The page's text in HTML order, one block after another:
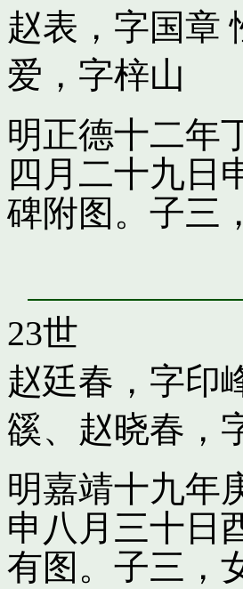
赵表，字国章
爱，字梓山
明正德十二年
四月二十九日
碑附图。子三
23世
赵廷春，字印
豀、 赵晓春，
明嘉靖十九年
申八月三十日
有图。子三，